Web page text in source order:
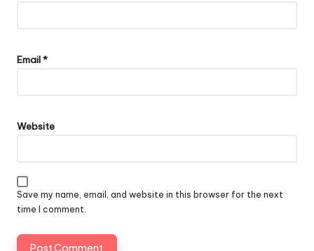
Email*
Website
Save my name, email, and website in this browser for the next
time I comment.